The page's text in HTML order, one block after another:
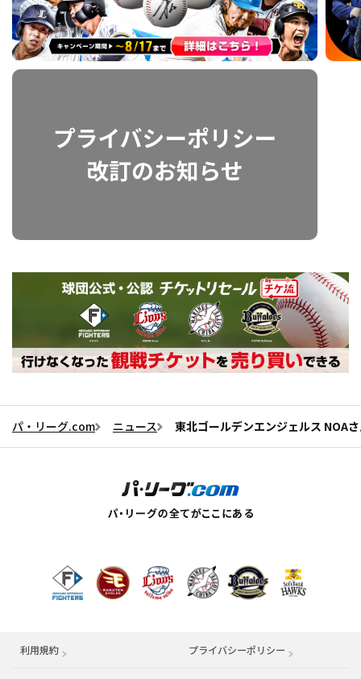
パ・リーグ.com ニュース 東北ゴールデンエンジェルス NOA
利用規約 プライバシーポリシー